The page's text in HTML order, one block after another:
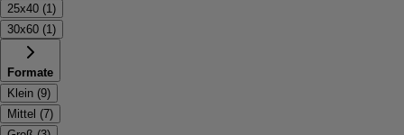
25x40 (1 )
30x60 (1 )
Formate
Klein (9)
Mittel (7)